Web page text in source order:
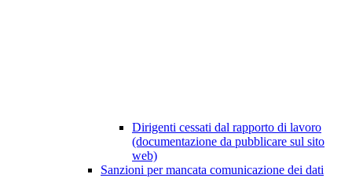
Dirigenti cessati dal rapporto di lavoro
(documentazione da pubblicare sul sito
web)
Sanzioni per mancata comunicazione dei dati